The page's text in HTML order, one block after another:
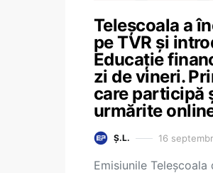
Teleșcoala a
pe TVR și
Educație
zi de vineri.
care participă
urmărite
Ș.L. 16
Emisiunile